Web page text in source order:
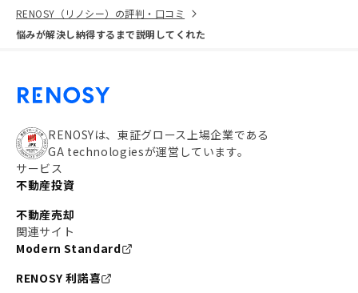
RENOSY（リノシー）の評判・口コミ
悩みが解決し納得するまで説明してくれた
RENOSYは、東証グロース上場企業である
GA technologiesが運営しています。
サービス
不動産投資
不動産売却
関連サイト
Modern Standard
RENOSY 利諾喜